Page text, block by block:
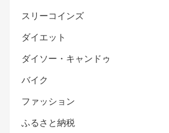
スリーコインズ
ダイエット
ダイソー・キャンドゥ
バイク
ファッション
ふるさと納税